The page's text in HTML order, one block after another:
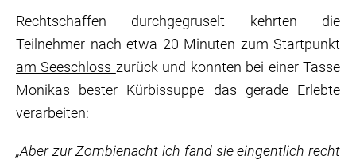
Rechtschaffen durchgegruselt kehrten die
Teilnehmer nach etwa 20 Minuten zum Startpunkt
am Seeschloss zurück und konnten bei einer Tasse
Monikas bester Kürbissuppe das gerade Erlebte
verarbeiten:
„Aber zur Zombienacht ich fand sie eingentlich recht